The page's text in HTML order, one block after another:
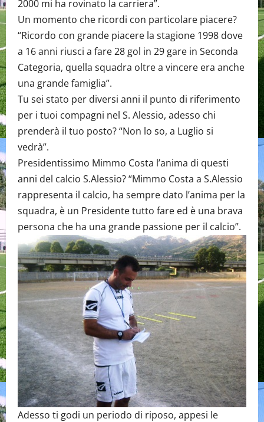
2000 mi ha rovinato la carriera”.
Un momento che ricordi con particolare piacere?
“Ricordo con grande piacere la stagione 1998 dove
a 16 anni riusci a fare 28 gol in 29 gare in Seconda
Categoria, quella squadra oltre a vincere era anche
una grande famiglia”.
Tu sei stato per diversi anni il punto di riferimento
per i tuoi compagni nel S. Alessio, adesso chi
prenderà il tuo posto? “Non lo so, a Luglio si
vedrà”.
Presidentissimo Mimmo Costa l’anima di questi
anni del calcio S.Alessio? “Mimmo Costa a S.Alessio
rappresenta il calcio, ha sempre dato l’anima per la
squadra, è un Presidente tutto fare ed è una brava
persona che ha una grande passione per il calcio”.
Adesso ti godi un periodo di riposo, appesi le